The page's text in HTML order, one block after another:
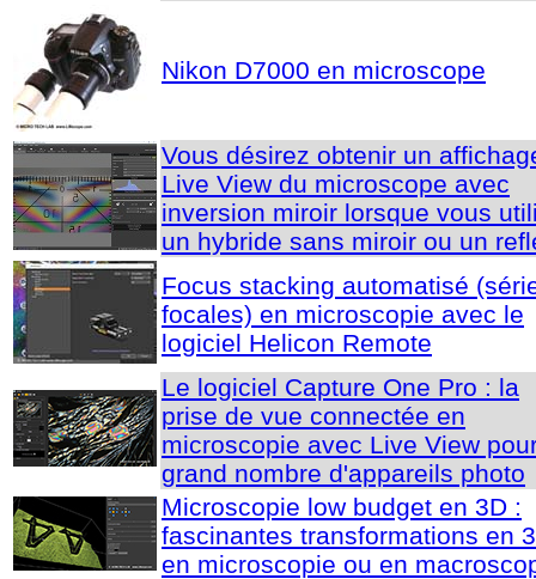
Nikon D7000 en microscope
Vous désirez obtenir un
Live View du microscope avec
inversion miroir lorsque vous
un hybride sans miroir ou un
Focus stacking automatisé
focales) en microscopie avec le
logiciel Helicon Remote
Le logiciel Capture One Pro : la
prise de vue connectée en
microscopie avec Live View
grand nombre d'appareils photo
Microscopie low budget en 3D :
fascinantes transformations en
en microscopie ou en